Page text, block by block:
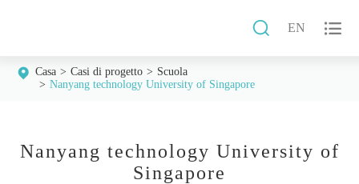
 EN 
Casa Casi di progetto
Scuola
Nanyang technology University of Singapore
Nanyang technology University of
Singapore